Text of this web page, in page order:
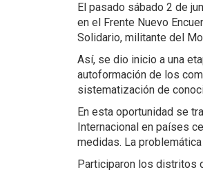
El pasado sábado 2 de
en el Frente Nuevo
Solidario, militante del
Así, se dio inicio a una
autoformación de los
sistematización de
En esta oportunidad se
Internacional en países
medidas. La
Participaron los distritos